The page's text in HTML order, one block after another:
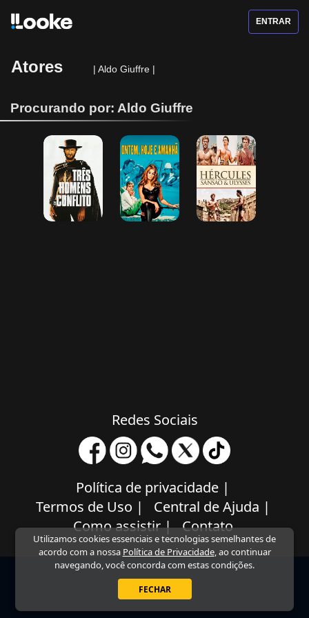
Utilizamos cookies essenciais e tecnologias semelhantes de
acordo com a nossa Política de Privacidade, ao continuar
navegando, você concorda com estas condições.
FECHAR
ENTRAR
Atores | Aldo Giuffre |
Procurando por: Aldo Giuffre
Três Homens
em Conflito
Amanhã
Hércules,
Sansão e
Ulysses
Redes Sociais
Política de privacidade |
Termos de Uso | Central de Ajuda |
Como assistir| Contato